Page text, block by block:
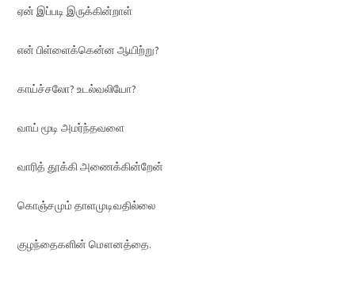
ஏன் இப்படி இருக்கின்றாள்
என் பிள்ளைக்கென்ன ஆயிற்று?
காய்ச்சலோ? உடல்வலியோ?
வாய் மூடி அமர்ந்தவளை
வாரித் தூக்கி அணைக்கின்றேன்
கொஞ்சமும் தாளமுடிவதில்லை
குழந்தைகளின் மௌனத்தை.